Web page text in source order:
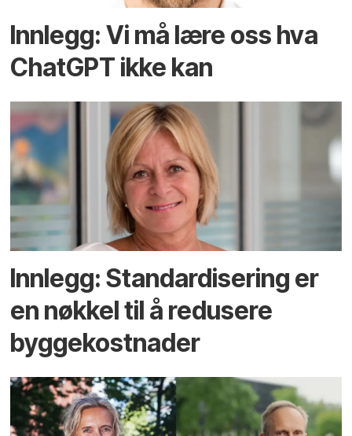
Innlegg: Vi må lære oss hva
ChatGPT ikke kan
Innlegg: Standardisering er
en nøkkel til å redusere
byggekostnader